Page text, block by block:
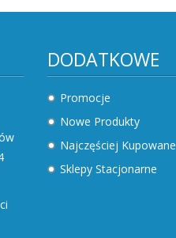
DODATKOWE
Promocje
Nowe Produkty
Najczęściej Kupowane
Sklepy Stacjonarne